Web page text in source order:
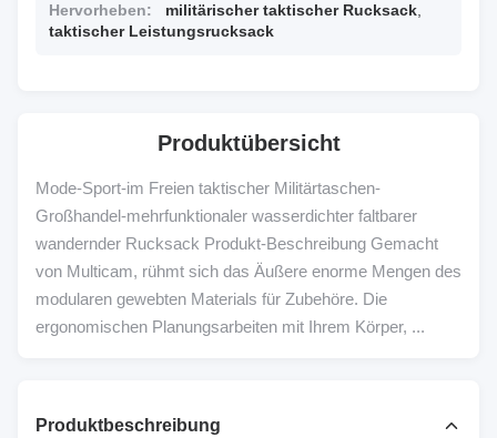
Hervorheben: militärischer taktischer Rucksack
taktischer Leistungsrucksack
Produktübersicht
Mode-Sport-im Freien taktischer Militärtaschen-
Großhandel-mehrfunktionaler wasserdichter faltbarer
wandernder Rucksack Produkt-Beschreibung Gemacht
von Multicam, rühmt sich das Äußere enorme Mengen des
modularen gewebten Materials für Zubehöre. Die
ergonomischen Planungsarbeiten mit Ihrem Körper, ...
Produktbeschreibung